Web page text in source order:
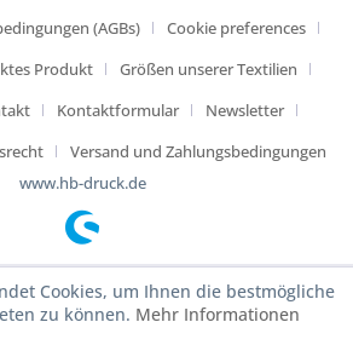
(AGBs)
Cookie preferences
Produkt
Größen unserer Textilien
Kontaktformular
Newsletter
Versand und Zahlungsbedingungen
www.hb-druck.de
Cookies, um Ihnen die bestmögliche
zu können. Mehr Informationen